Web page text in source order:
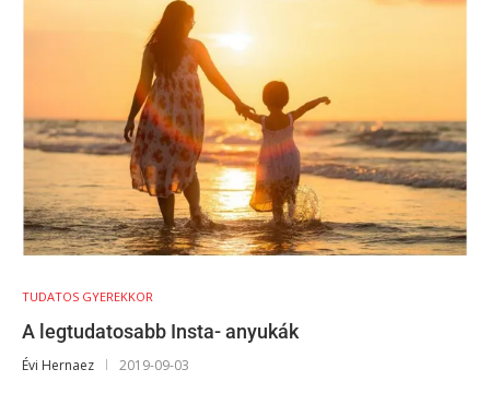
TUDATOS GYEREKKOR
A legtudatosabb Insta- anyukák
Évi Hernaez 2019-09-03